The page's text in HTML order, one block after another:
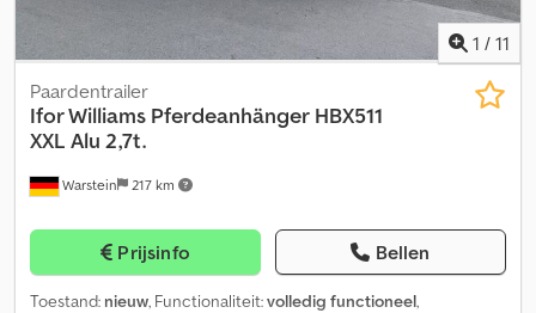
1 / 11
Warstein 217 km
Paardentrailer
Ifor Williams Pferdeanhänger HBX511
XXL Alu 2,7t.
Prijsinfo Bellen
Toestand: nieuw, Functionaliteit:volledig functioneel,